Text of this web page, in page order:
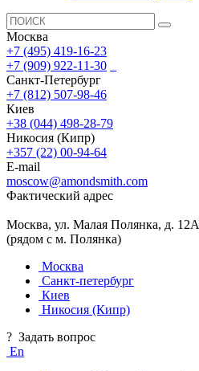
Москва
+7 (495) 419-16-23
+7 (909) 922-11-30
Санкт-Петербург
+7 (812) 507-98-46
Киев
+38 (044) 498-28-79
Никосия (Кипр)
+357 (22) 00-94-64
E-mail
moscow@amondsmith.com
Фактический адрес
Москва, ул. Малая Полянка, д. 12А
(рядом с м. Полянка)
Москва
Санкт-петербург
Киев
Никосия (Кипр)
? Задать вопрос
En